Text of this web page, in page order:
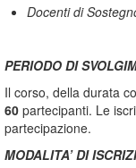
Docenti di
PERIODO DI
Il corso, della durata
60 partecipanti. Le
partecipazione.
MODALITA’ DI